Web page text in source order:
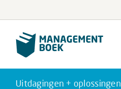
Uitdagingen + oplossingen